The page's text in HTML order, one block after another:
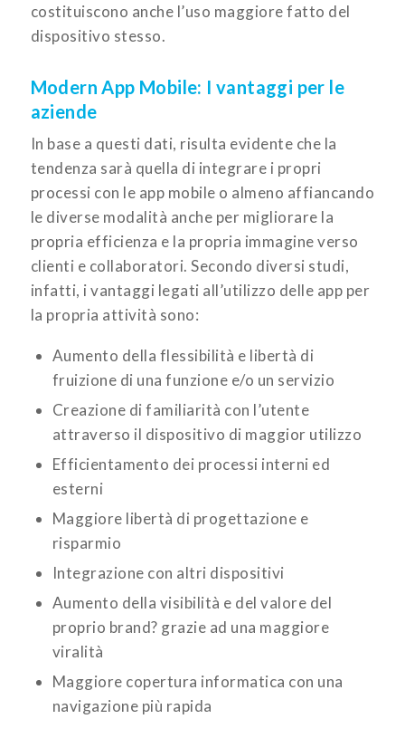
costituiscono anche l’uso maggiore fatto del
dispositivo stesso.
Modern App Mobile: I vantaggi per le
aziende
In base a questi dati, risulta evidente che la
tendenza sarà quella di integrare i propri
processi con le app mobile o almeno affiancando
le diverse modalità anche per migliorare la
propria efficienza e la propria immagine verso
clienti e collaboratori. Secondo diversi studi,
infatti, i vantaggi legati all’utilizzo delle app per
la propria attività sono:
Aumento della flessibilità e libertà di
fruizione di una funzione e/o un servizio
Creazione di familiarità con l’utente
attraverso il dispositivo di maggior utilizzo
Efficientamento dei processi interni ed
esterni
Maggiore libertà di progettazione e
risparmio
Integrazione con altri dispositivi
Aumento della visibilità e del valore del
proprio brand? grazie ad una maggiore
viralità
Maggiore copertura informatica con una
navigazione più rapida